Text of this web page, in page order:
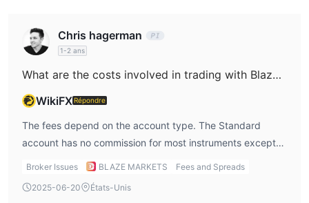
Chris hagerman
1-2 ans
What are the costs involved in trading with Blaze Markets Limited?
WikiFX Répondre
The fees depend on the account type. The Standard
account has no commission for most instruments except
cryptocurrency, which is charged at 0.5%. The Pro
you’ll be charged $4 per lot for forex trades and $8 for
Broker Issues BLAZE MARKETS
Fees and Spreads
2025-06-20
États-Unis